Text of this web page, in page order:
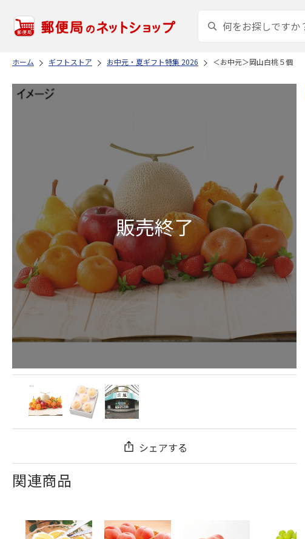
ホーム ギフトストア お中元・夏ギフト特集 2026 ＜お中元＞岡山白桃５個
シェアする
関連商品